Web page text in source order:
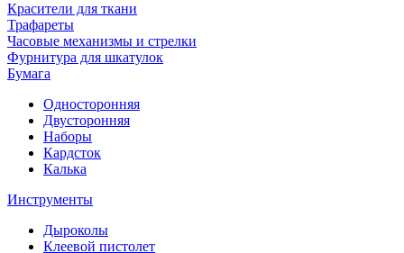
Красители для ткани
Трафареты
Часовые механизмы и стрелки
Фурнитура для шкатулок
Бумага
Односторонняя
Двусторонняя
Наборы
Кардсток
Калька
Инструменты
Дыроколы
Клеевой пистолет